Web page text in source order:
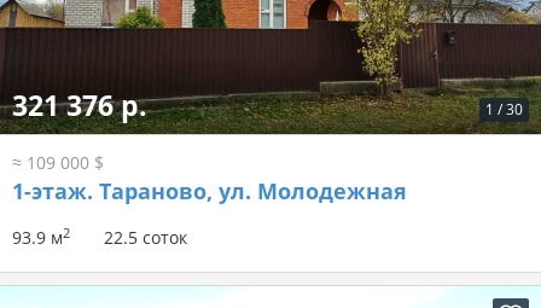
1 /30
321 376 р.
≈ 109 000 $
1-этаж. Тараново, ул. Молодежная
93.9 м2 22.5 соток